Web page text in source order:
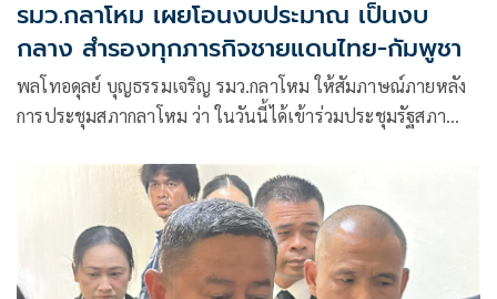
รมว.กลาโหม เผยโอนงบประมาณ เป็นงบ
กลาง สำรองทุกภารกิจชายแดนไทย-กัมพูชา
พลโทอดุลย์ บุญธรรมเจริญ รมว.กลาโหม ให้สัมภาษณ์ภายหลัง
การประชุมสภากลาโหม ว่า ในวันนี้ได้เข้าร่วมประชุมรัฐสภา
ในการใช้จ่ายงบประมาณ ซึ่งมีบางส่วนที่มีความจําเป็นที่ต้องโอน
งบประมาณบางส่วนที่เบิกจ่ายให้ทัน ขึ้นอยู่กับแต่ส่วนราชการ
มาใช้เป็นงบกลางของรัฐบาล